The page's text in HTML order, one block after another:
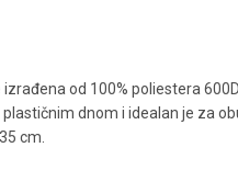
izrađena od 100% poliestera
dnom i idealan je za
cm.